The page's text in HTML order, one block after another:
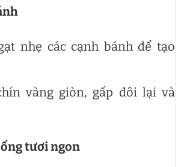
nhẹ các cạnh bánh để tạo
vàng giòn, gấp đôi lại và
tươi ngon